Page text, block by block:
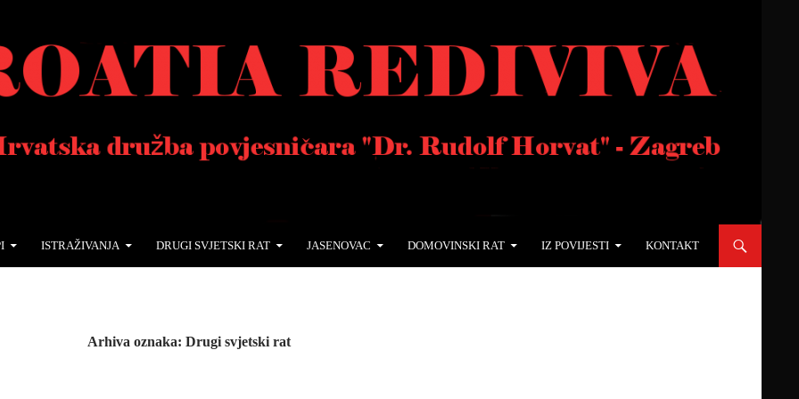
ISTRAŽIVANJA DRUGI SVJETSKI RAT JASENOVAC DOMOVINSKI RAT IZ POVIJESTI KONTAKT
Arhiva oznaka: Drugi svjetski rat